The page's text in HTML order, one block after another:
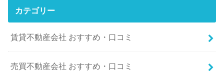
カテゴリー
賃貸不動産会社 おすすめ・口コミ
売買不動産会社 おすすめ・口コミ